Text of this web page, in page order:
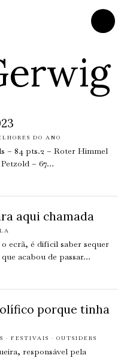
DO ANO
– 84 pts.2 – Roter Himmel
– 67…
aqui chamada
ecrã, é difícil saber sequer
acabou de passar…
porque tinha
· FESTIVAIS · OUTSIDERS
responsável pela